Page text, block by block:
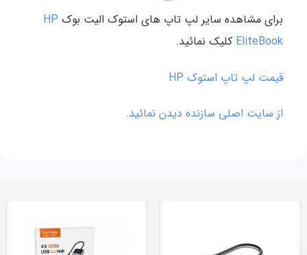
برای مشاهده سایر لپ تاپ های استوک الیت بوک HP
EliteBook کلیک نمائید.
قیمت لپ تاپ استوک HP
از سایت اصلی سازنده دیدن نمائید.